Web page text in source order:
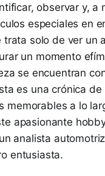
observar y, a
especiales en
trata solo de ver un
un momento
se encuentran
es una crónica de
memorables a lo
apasionante
analista
entusiasta.